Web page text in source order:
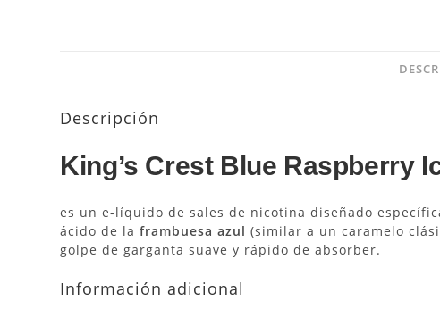
Descripción
King’s Crest Blue Raspberry
es un e-líquido de sales de nicotina diseñado
ácido de laframbuesa azul (similar a un caramelo
golpe de garganta suave y rápido de absorber.
Información adicional